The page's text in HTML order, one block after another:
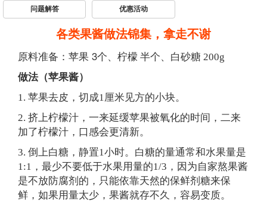
问题解答 优惠活动
各类果酱做法锦集，拿走不谢
原料准备：苹果 3个、
柠檬 半个、白砂糖 200g
做法（苹果酱）
1. 苹果去皮，切成1厘米见方的小块。
2. 挤上柠檬汁，一来延缓苹果被氧化的时间，二来
加了柠檬汁，口感会更清新。
3. 倒上白糖，静置1小时。白糖的量通常和水果量是
1:1，最少不要低于水果用量的1/3，因为自家熬果酱
是不放防腐剂的，只能依靠天然的保鲜剂糖来保
鲜，如果用量太少，果酱就存不久，容易变质。